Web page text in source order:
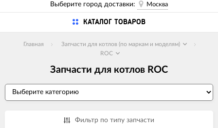
Выберите город доставки:
Москва
КАТАЛОГ ТОВАРОВ
Главная
Запчасти для котлов (по маркам и моделям)
ROC
Запчасти для котлов ROC
Фильтр по типу запчасти